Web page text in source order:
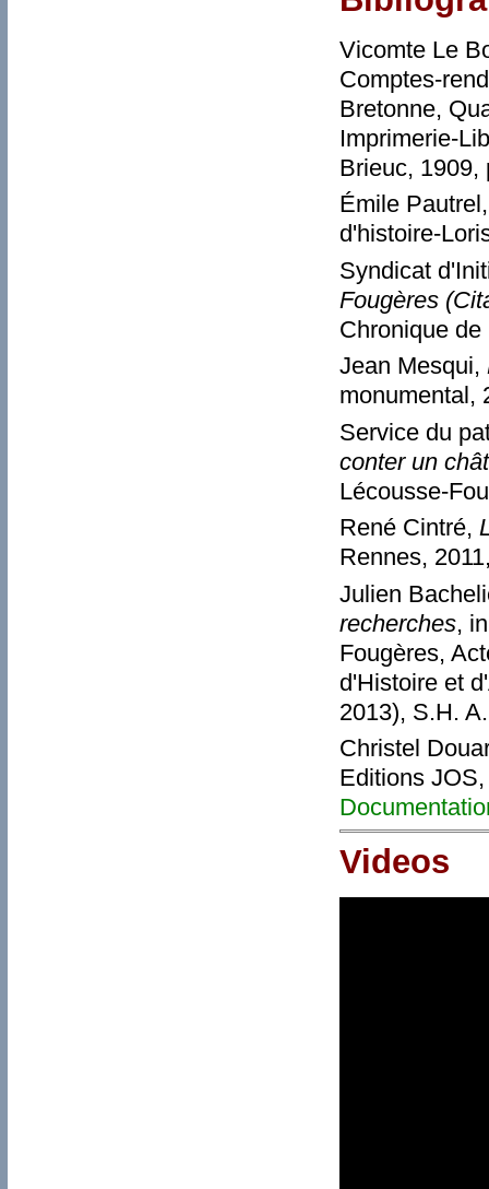
Vicomte Le
Comptes-
Bretonne,
Imprimerie-
Brieuc,
Émile
d'histoire-
Syndicat
Fougères
Chronique
Jean Mesqui,
monumental,
Service du
conter un
Lécousse-
René Cintré,
Rennes,
Julien
recherches,
Fougères,
d'Histoire et
2013), S.H.
Christel
Editions
Videos